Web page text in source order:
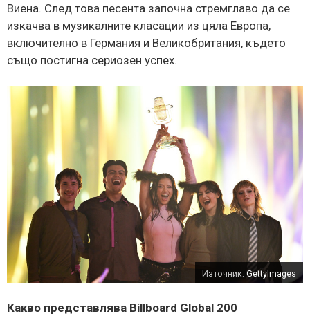
Виена. След това песента започна стремглаво да се
изкачва в музикалните класации из цяла Европа,
включително в Германия и Великобритания, където
също постигна сериозен успех.
Източник: GettyImages
Какво представлява Billboard Global 200